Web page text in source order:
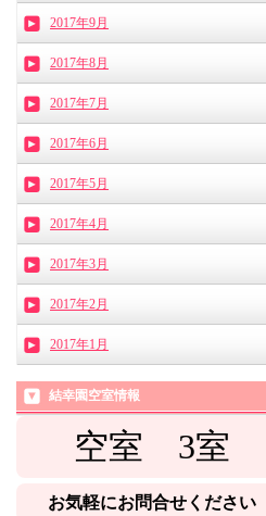
2017年9月
2017年8月
2017年7月
2017年6月
2017年5月
2017年4月
2017年3月
2017年2月
2017年1月
結幸園空室情報
空室 3室
お気軽にお問合せください